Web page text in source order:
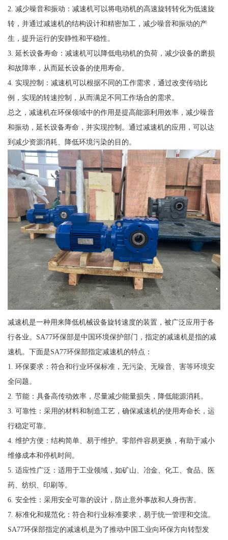
2. 减少噪音和振动：减速机可以将电动机的高速旋转转化为低速旋
转，并通过减速机的结构设计和精密加工，减少噪音和振动的产
生，提升运行的安静性和平稳性。
3. 延长设备寿命：减速机可以降低电动机的负荷，减少设备的磨损
和故障率，从而延长设备的使用寿命。
4. 实现控制：减速机可以根据不同的工作需求，通过改变传动比
例，实现的转速控制，从而满足不同工作场合的需求。
总之，减速机在环保领域中的作用是提高能源利用效率，减少噪音
和振动，延长设备寿命，并实现控制。通过减速机的应用，可以达
到减少资源消耗、降低环境污染的目的。
减速机是一种用来降低机械设备旋转速度的装置，被广泛应用于各
行各业。SA77环保部是中国环境保护部门，指定的减速机是指的减
速机。下面是SA77环保部指定减速机的特点：
1. 环保要求：符合和行业环保标准，无污染、无噪音、害等环境安
全问题。
2. 节能：具备高传动效率，尽量减少能量损失，降低能源消耗。
3. 可靠性：采用的材料和制造工艺，确保减速机的使用寿命长，运
行稳定可靠。
4. 维护方便：结构简单、易于维护。零部件容易更换，有助于减小
维修成本和停机时间。
5. 适应性广泛：适用于工业领域，如矿山、冶金、化工、食品、医
药、纺织、印刷等。
6. 安全性：采用安全可靠的设计，防止意外事故和人身伤害。
7. 标准化和规范化：符合和行业标准要求，易于统一管理和交流。
SA77环保部指定的减速机是为了推动中国工业向环保方向转型发